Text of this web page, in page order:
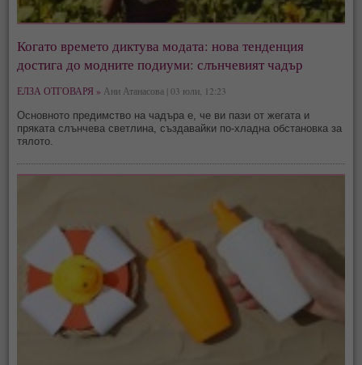
Когато времето диктува модата: нова тенденция
достига до модните подиуми: слънчевият чадър
ЕЛЗА ОТГОВАРЯ » Ани Атанасова | 03 юли, 12:23
Основното предимство на чадъра е, че ви пази от жегата и
пряката слънчева светлина, създавайки по-хладна обстановка за
тялото.